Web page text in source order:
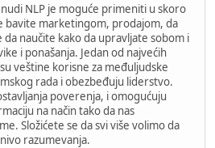
NLP je moguće primeniti u skoro
bavite marketingom, prodajom, da
da naučite kako da upravljate sobom i
i ponašanja. Jedan od najvećih
veštine korisne za međuljudske
rada i obezbeđuju liderstvo.
poverenja, i omogućuju
na način tako da nas
Složićete se da svi više volimo da
razumevanja.